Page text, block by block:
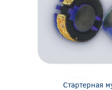
Стартерная